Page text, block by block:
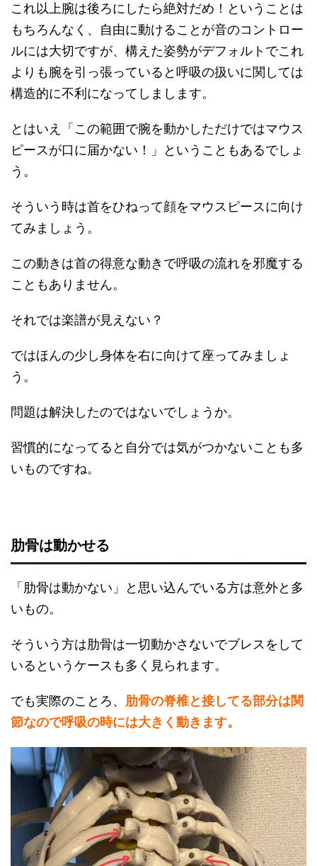
これ以上腕は後ろにしたら絶対だめ！ということは
もちろんなく、自由に動けることが音のコントロー
ルには大切ですが、構えた姿勢がデフォルトでこれ
よりも腕を引っ張っていると呼吸の扱いに関しては
構造的に不利になってしまします。
とはいえ「この範囲で腕を動かしただけではマウス
ピースが口に届かない！」ということもあるでしょ
う。
そういう時は首をひねって顔をマウスピースに向け
てみましょう。
この動きは首の得意な動きで呼吸の流れを邪魔する
こともありません。
それでは楽譜が見えない？
ではほんの少し身体を右に向けて座ってみましょ
う。
問題は解決したのではないでしょうか。
習慣的になってると自分では気がつかないことも多
いものですね。
肋骨は動かせる
「肋骨は動かない」と思い込んでいる方は意外と多
いもの。
そういう方は肋骨は一切動かさないでブレスをして
いるというケースも多く見られます。
でも実際のことろ、 肋骨の脊椎と接してる部分は関
節なので呼吸の時には大きく動きます。